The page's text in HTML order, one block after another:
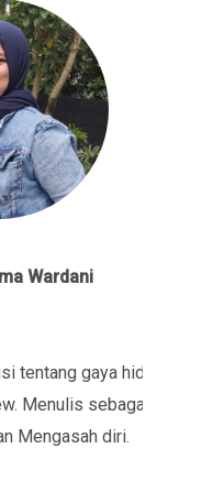
Wardani
tentang gaya hidup,
Menulis sebagai
Mengasah diri.